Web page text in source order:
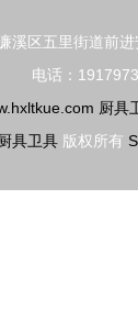
溪区五里街道前
电话：
厨具
厨具卫具 版权所有